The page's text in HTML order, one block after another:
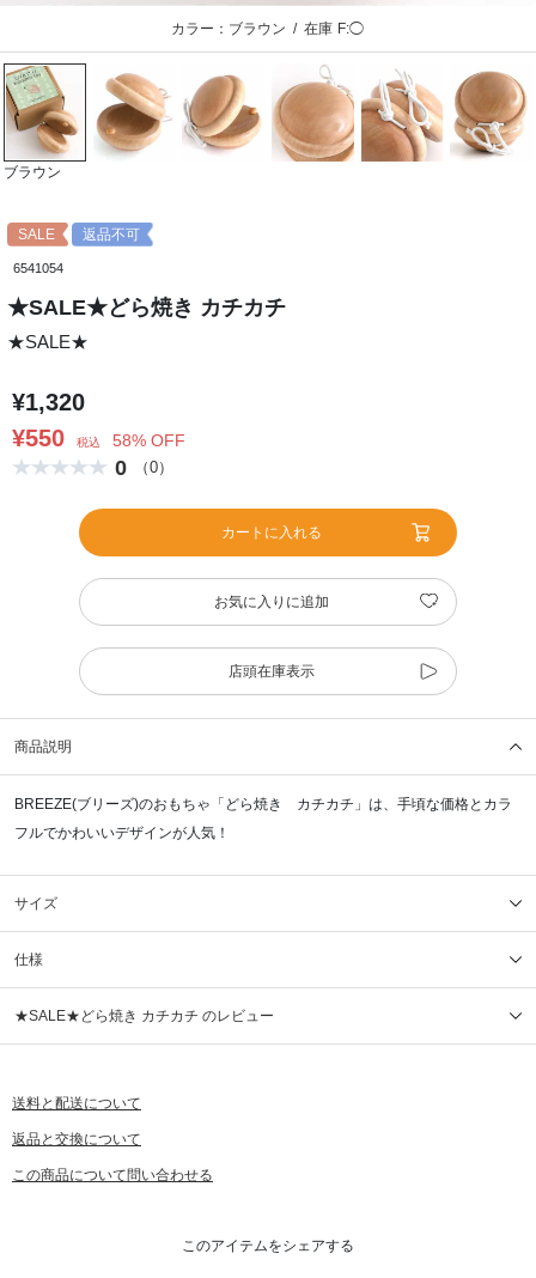
カラー：ブラウン / 在庫 F:◯
ブラウン
SALE 返品不可
6541054
★SALE★どら焼き カチカチ
★SALE★
¥1,320
¥550
税込 58% OFF
0 （0）
カートに入れる
お気に入りに追加
店頭在庫表示
商品説明
BREEZE(ブリーズ)のおもちゃ「どら焼き カチカチ」は、手頃な価格とカラ
フルでかわいいデザインが人気！
サイズ
仕様
★SALE★どら焼き カチカチ のレビュー
送料と配送について
返品と交換について
この商品について問い合わせる
このアイテムをシェアする